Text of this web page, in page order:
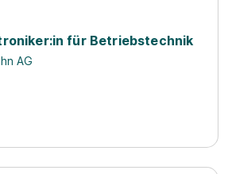
für Betriebstechnik
AG